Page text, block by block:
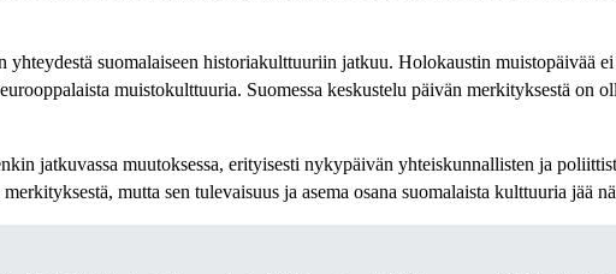
suomalaiseen historiakulttuuriin jatkuu. Holokaustin muistopäivää
muistokulttuuria. Suomessa keskustelu päivän merkityksestä on
jatkuvassa muutoksessa, erityisesti nykypäivän yhteiskunnallisten ja
mutta sen tulevaisuus ja asema osana suomalaista kulttuuria jää